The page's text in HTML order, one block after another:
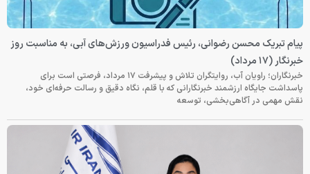
پیام تبریک محسن رضوانی، رئیس فدراسیون ورزش‌های آبی، به مناسبت روز
خبرنگار (۱۷ مرداد)
خبرنگاران؛ راویان آب، روایتگران تلاش و پیشرفت ۱۷ مرداد، فرصتی است برای
پاسداشت جایگاه ارزشمند خبرنگارانی که با قلم، نگاه دقیق و رسالت حرفه‌ای خود،
نقش مهمی در آگاهی‌بخشی، توسعه